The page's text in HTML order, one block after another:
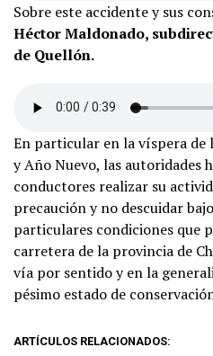
Sobre este accidente y sus
Héctor Maldonado,
de Quellón.
En particular en la víspera de
y Año Nuevo, las autoridades
conductores realizar su
precaución y no descuidar
particulares condiciones que
carretera de la provincia de
vía por sentido y en la
pésimo estado de
ARTÍCULOS RELACIONADOS: